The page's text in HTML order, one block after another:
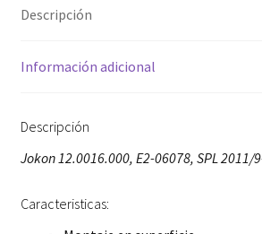
Descripción
Información adicional
Descripción
Jokon 12.0016.000, E2-06078, SPL 2011/
Caracteristicas: